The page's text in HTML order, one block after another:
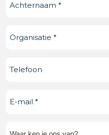
Organisatie(Vereist)
Telefoonnummer
E-
Waar